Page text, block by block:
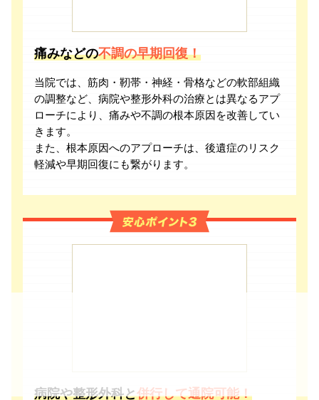
痛みなどの不調の早期回復！
当院では、筋肉・靭帯・神経・骨格などの軟部組織
の調整など、病院や整形外科の治療とは異なるアプ
ローチにより、痛みや不調の根本原因を改善してい
きます。
また、根本原因へのアプローチは、後遺症のリスク
軽減や早期回復にも繋がります。
病院や整形外科と併行して通院可能！